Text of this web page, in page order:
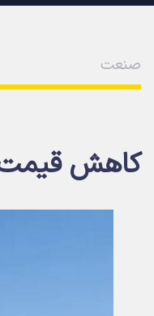
صنعت
کاهش قیمت